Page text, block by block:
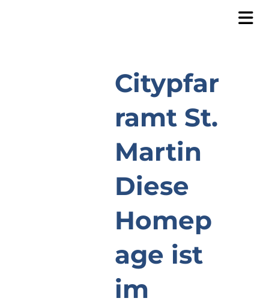
Citypfar
ramt St.
Martin
Diese
Homep
age ist
im